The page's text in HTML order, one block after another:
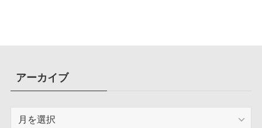
アーカイブ